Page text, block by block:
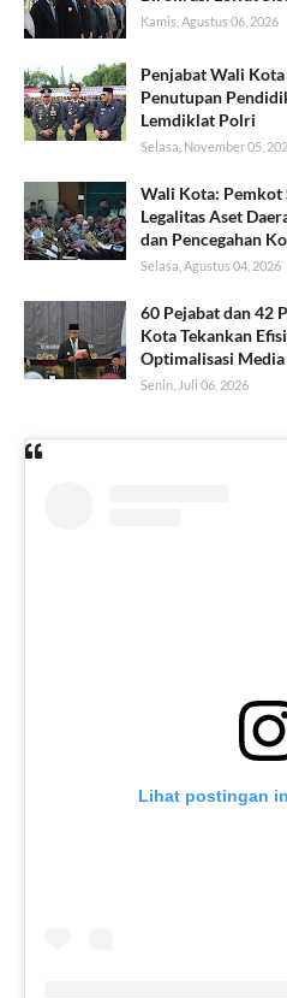
Kamis, Agustus 06, 2026
Penjabat Wali
Penutupan
Lemdiklat Polri
Selasa, November 05,
Wali Kota: Pemkot
Legalitas Aset
dan Pencegahan
Selasa, Agustus 04, 2026
60 Pejabat dan 42
Kota Tekankan
Optimalisasi Media
Senin, Juli 06, 2026
Lihat postingan